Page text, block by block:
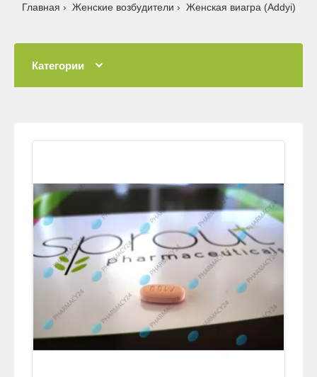
Главная Женские возбудители Женская виагра (Addyi)
Категории